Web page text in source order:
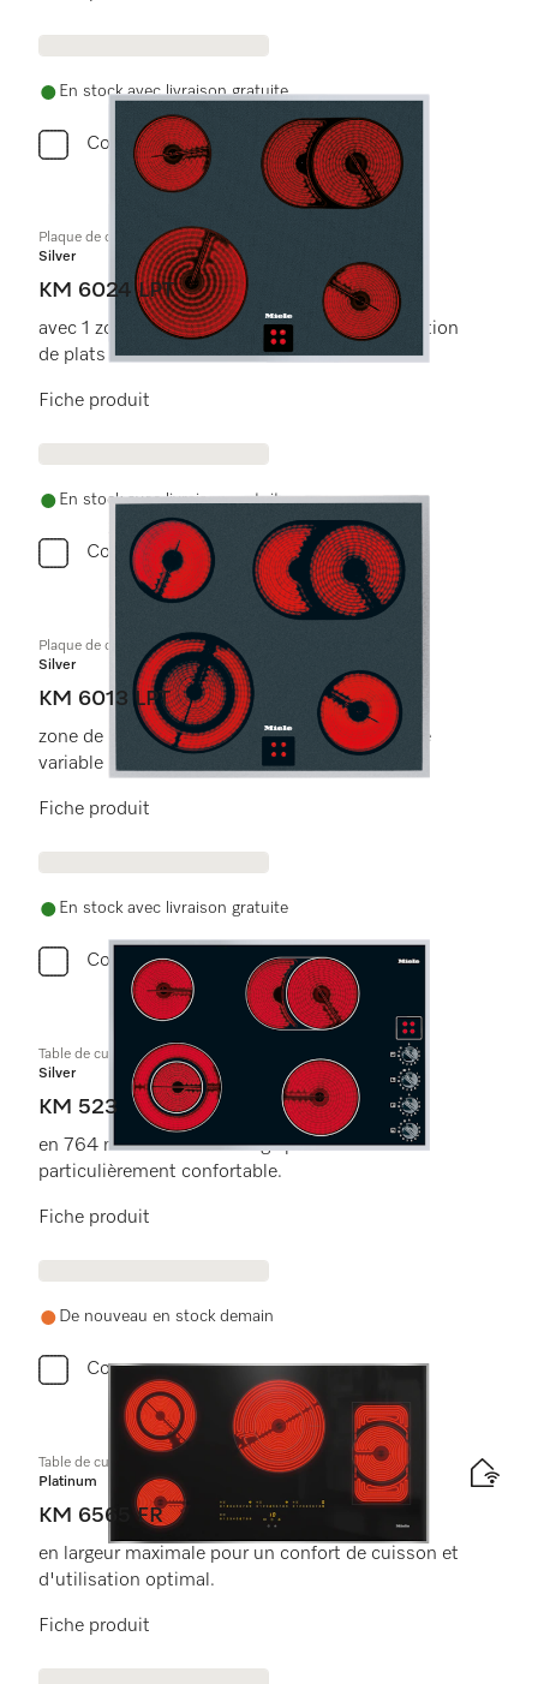
En stock avec livraison gratuite
Comparer
Plaque de cuisson commandée par le four
Silver
KM 6024 LPT
avec 1 zone de cuisson/rôtissage pour l'utilisation
de plats à rôtir.
Fiche produit
En stock avec livraison gratuite
Comparer
Plaque de cuisson commandée par le four
Silver
KM 6013 LPT
zone de cuisson/rôtissage et 1 zone à diamètre
variable (utilisation flexible).
Fiche produit
En stock avec livraison gratuite
Comparer
Table de cuisson vitrocéramique
Silver
KM 523
en 764 mm 764 mmde large pour une cuisson
particulièrement confortable.
Fiche produit
De nouveau en stock demain
Comparer
Table de cuisson vitrocéramique
Platinum
KM 6565 FR
en largeur maximale pour un confort de cuisson et
d'utilisation optimal.
Fiche produit